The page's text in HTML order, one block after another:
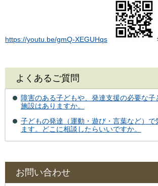
https://youtu.be/gmQ-XEGUHqs
よくあるご質問
障害のある子どもや、発達支援の必要な子
施設はありますか。
子どもの発達（運動・遊び・言葉など）で
ます。どこに相談したらいいですか。
お問い合わせ